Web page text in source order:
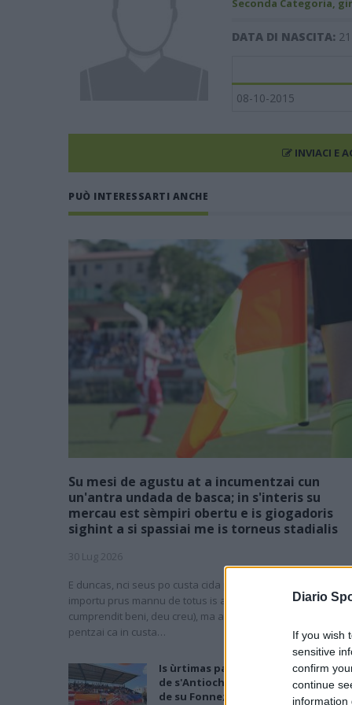
Diario
If you wish
sensitive
confirm
continue
information
Seconda Categoria,
DATA DI NASCITA:
08-10-2015
INVIACI E
PUÒ INTERESSARTI ANCHE
Su mesi de agustu at a incumentzai cun
un'antra undada de basca; in s'interis su
mercau est sèmpiri obertu e is giogadoris
sighint a si spassiai me is torneus stadialis
30 Lug 2026
E duncas, nci seus po custa cida puru, chi est sa nova de
importu prus mannu de totus is atras (e megu a brullai, si
cumprendit beni, deu creu), ma a sa fini, seu incumintzendi a
pentzai ca in custa…
Is ùrtimas partidas de sa stagioni: is
de s'Antiochense bincint contras a
de su Fonne; festa manna po is de su